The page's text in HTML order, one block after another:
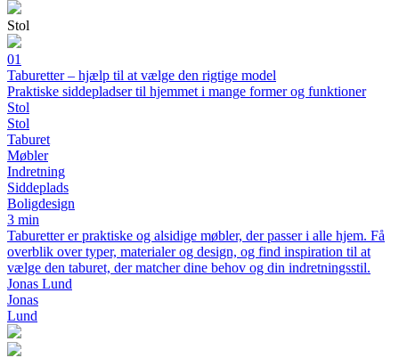
Stol
01
Taburetter – hjælp til at vælge den rigtige model
Praktiske siddepladser til hjemmet i mange former og funktioner
Stol
Stol
Taburet
Møbler
Indretning
Siddeplads
Boligdesign
3 min
Taburetter er praktiske og alsidige møbler, der passer i alle hjem. Få
overblik over typer, materialer og design, og find inspiration til at
vælge den taburet, der matcher dine behov og din indretningsstil.
Jonas Lund
Jonas
Lund